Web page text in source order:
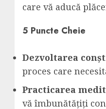
care vă aducă
5 Puncte Cheie
Dezvoltarea
proces care
Practicarea
vă îmbunătățiți